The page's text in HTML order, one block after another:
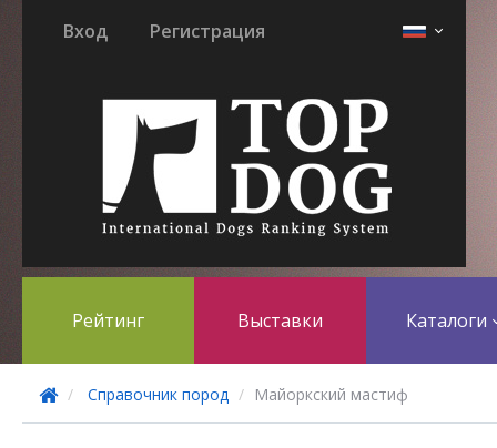
Вход Регистрация
Рейтинг Выставки Каталоги
Справочник пород Майоркский мастиф